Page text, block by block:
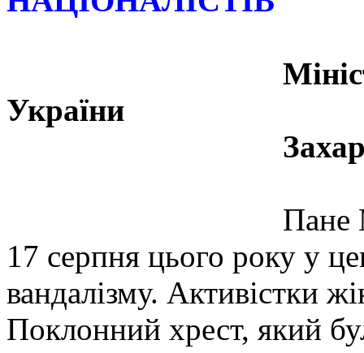
України
Пане
17 серпня цього року у
вандалізму. Активістки
Поклонний хрест, який